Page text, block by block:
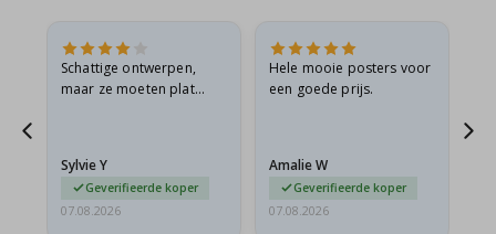
Schattige ontwerpen,
maar ze moeten plat
beetje…
Sylvie Y
Geverifieerde koper
07.08.2026
Hele mooie posters voor
een goede prijs.
Amalie W
Geverifieerde koper
07.08.2026